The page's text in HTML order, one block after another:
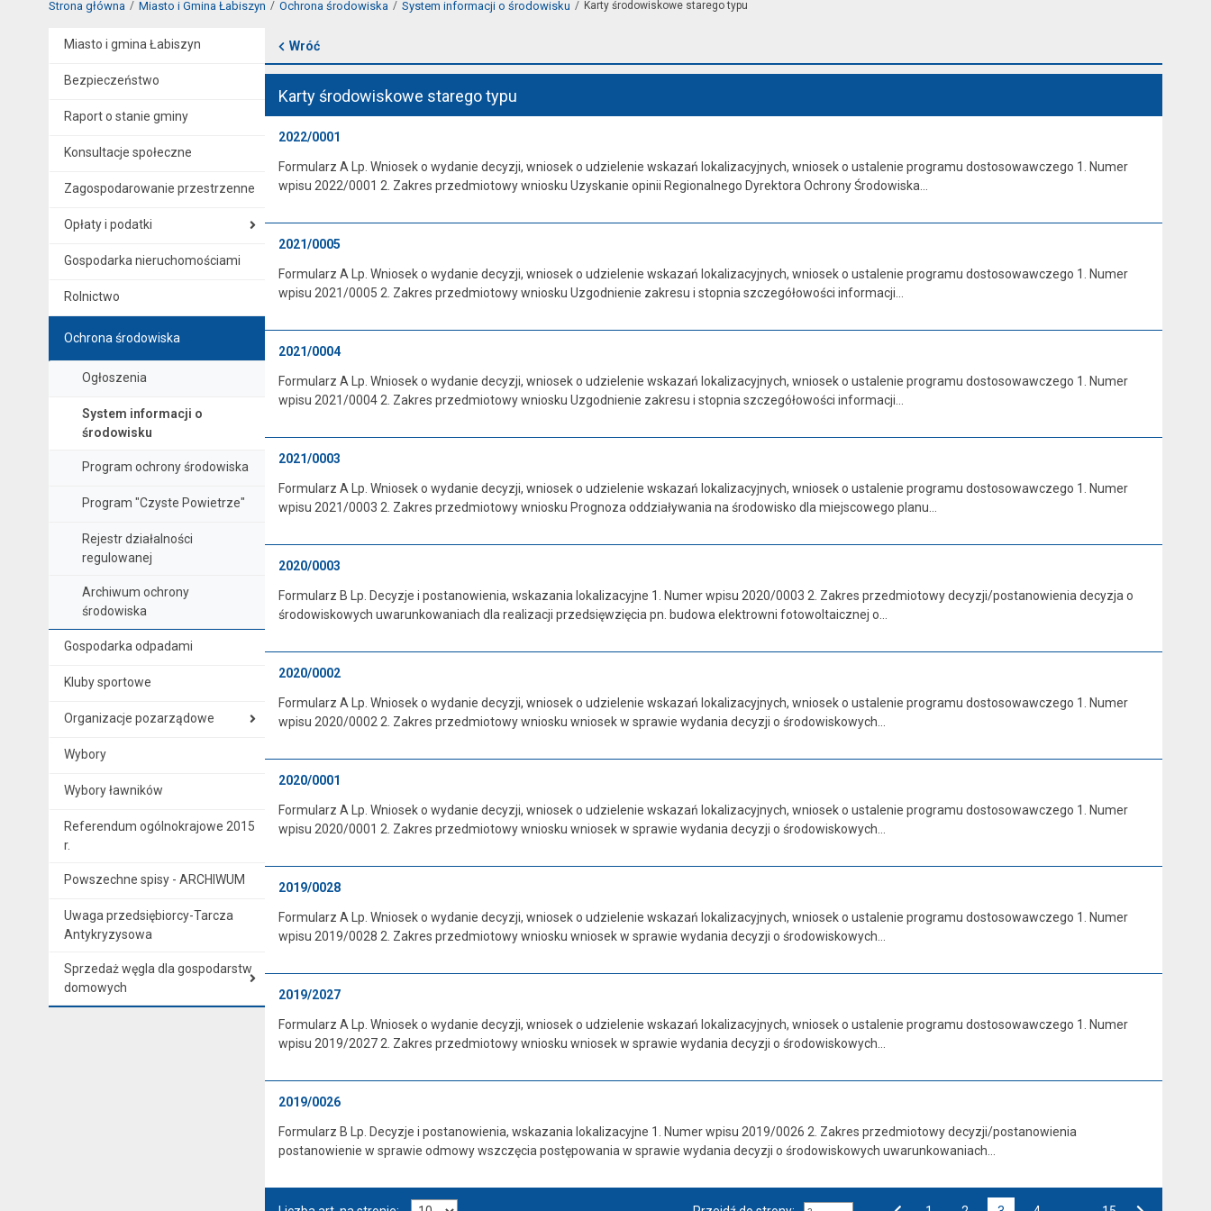
Strona główna Miasto i Gmina Łabiszyn Ochrona środowiska System informacji o środowisku Karty środowiskowe starego typu
Miasto i gmina Łabiszyn
Bezpieczeństwo
Raport o stanie gminy
Konsultacje społeczne
Zagospodarowanie przestrzenne
Opłaty i podatki
Gospodarka nieruchomościami
Rolnictwo
Ochrona środowiska
Ogłoszenia
System informacji o
środowisku
Program ochrony środowiska
Program "Czyste Powietrze"
Rejestr działalności
regulowanej
Archiwum ochrony
środowiska
Gospodarka odpadami
Kluby sportowe
Organizacje pozarządowe
Wybory
Wybory ławników
Referendum ogólnokrajowe 2015
r.
Powszechne spisy - ARCHIWUM
Uwaga przedsiębiorcy-Tarcza
Antykryzysowa
Sprzedaż węgla dla gospodarstw
domowych
Wróć
Karty środowiskowe starego typu
2022/0001
Formularz A Lp. Wniosek o wydanie decyzji, wniosek o udzielenie wskazań lokalizacyjnych, wniosek o ustalenie programu dostosowawczego 1. Numer
wpisu 2022/0001 2. Zakres przedmiotowy wniosku Uzyskanie opinii Regionalnego Dyrektora Ochrony Środowiska…
2021/0005
Formularz A Lp. Wniosek o wydanie decyzji, wniosek o udzielenie wskazań lokalizacyjnych, wniosek o ustalenie programu dostosowawczego 1. Numer
wpisu 2021/0005 2. Zakres przedmiotowy wniosku Uzgodnienie zakresu i stopnia szczegółowości informacji…
2021/0004
Formularz A Lp. Wniosek o wydanie decyzji, wniosek o udzielenie wskazań lokalizacyjnych, wniosek o ustalenie programu dostosowawczego 1. Numer
wpisu 2021/0004 2. Zakres przedmiotowy wniosku Uzgodnienie zakresu i stopnia szczegółowości informacji…
2021/0003
Formularz A Lp. Wniosek o wydanie decyzji, wniosek o udzielenie wskazań lokalizacyjnych, wniosek o ustalenie programu dostosowawczego 1. Numer
wpisu 2021/0003 2. Zakres przedmiotowy wniosku Prognoza oddziaływania na środowisko dla miejscowego planu…
2020/0003
Formularz B Lp. Decyzje i postanowienia, wskazania lokalizacyjne 1. Numer wpisu 2020/0003 2. Zakres przedmiotowy decyzji/postanowienia decyzja o
środowiskowych uwarunkowaniach dla realizacji przedsięwzięcia pn. budowa elektrowni fotowoltaicznej o…
2020/0002
Formularz A Lp. Wniosek o wydanie decyzji, wniosek o udzielenie wskazań lokalizacyjnych, wniosek o ustalenie programu dostosowawczego 1. Numer
wpisu 2020/0002 2. Zakres przedmiotowy wniosku wniosek w sprawie wydania decyzji o środowiskowych…
2020/0001
Formularz A Lp. Wniosek o wydanie decyzji, wniosek o udzielenie wskazań lokalizacyjnych, wniosek o ustalenie programu dostosowawczego 1. Numer
wpisu 2020/0001 2. Zakres przedmiotowy wniosku wniosek w sprawie wydania decyzji o środowiskowych…
2019/0028
Formularz A Lp. Wniosek o wydanie decyzji, wniosek o udzielenie wskazań lokalizacyjnych, wniosek o ustalenie programu dostosowawczego 1. Numer
wpisu 2019/0028 2. Zakres przedmiotowy wniosku wniosek w sprawie wydania decyzji o środowiskowych…
2019/2027
Formularz A Lp. Wniosek o wydanie decyzji, wniosek o udzielenie wskazań lokalizacyjnych, wniosek o ustalenie programu dostosowawczego 1. Numer
wpisu 2019/2027 2. Zakres przedmiotowy wniosku wniosek w sprawie wydania decyzji o środowiskowych…
2019/0026
Formularz B Lp. Decyzje i postanowienia, wskazania lokalizacyjne 1. Numer wpisu 2019/0026 2. Zakres przedmiotowy decyzji/postanowienia
postanowienie w sprawie odmowy wszczęcia postępowania w sprawie wydania decyzji o środowiskowych uwarunkowaniach…